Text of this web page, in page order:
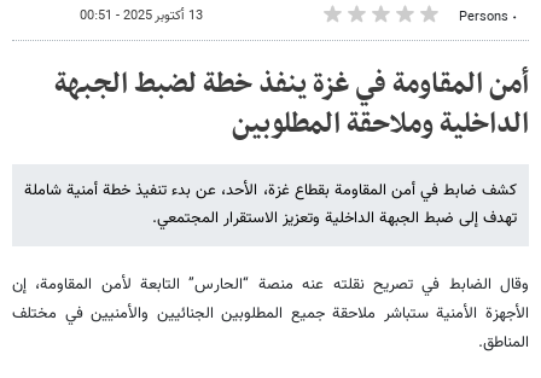
٠ Persons 13 أكتوبر 2025 - 00:51
أمن المقاومة في غزة ينفذ خطة لضبط الجبهة
الداخلية وملاحقة المطلوبين
كشف ضابط في أمن المقاومة بقطاع غزة، الأحد، عن بدء تنفيذ خطة أمنية شاملة
تهدف إلى ضبط الجبهة الداخلية وتعزيز الاستقرار المجتمعي.
وقال الضابط في تصريح نقلته عنه منصة “الحارس” التابعة لأمن المقاومة، إن
الأجهزة الأمنية ستباشر ملاحقة جميع المطلوبين الجنائيين والأمنيين في مختلف
المناطق.